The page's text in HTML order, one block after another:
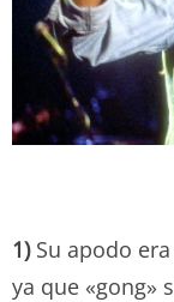
1)Su apodo era
ya que «gong»